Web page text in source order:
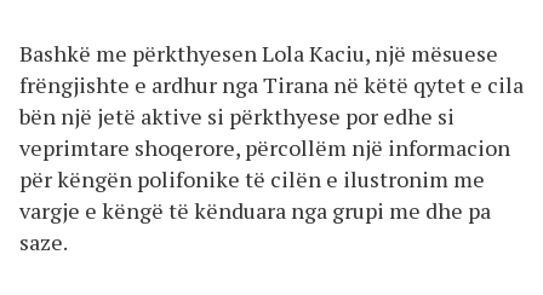
Bashkë me përkthyesen Lola Kaciu, një mësuese
frëngjishte e ardhur nga Tirana në këtë qytet e cila
bën një jetë aktive si përkthyese por edhe si
veprimtare shoqerore, përcollëm një informacion
për këngën polifonike të cilën e ilustronim me
vargje e këngë të kënduara nga grupi me dhe pa
saze.